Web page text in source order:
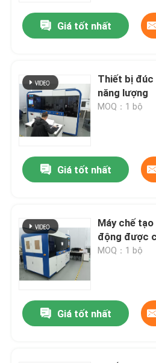
Máy đúc bán dẫn
IC Lead Frame Stamping Mold
MGP Mold
Trimming hình thành chết
Thiết bị đúc bán dẫn
Máy phân loại chip
Giá tốt nhất
Thiết bị đúc
năng lượng
MOQ：1 bộ
Giá tốt nhất
Máy chế
động được
MOQ：1 bộ
Giá tốt nhất